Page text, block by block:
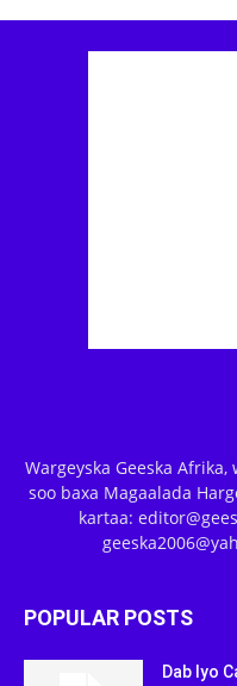
Wargeyska Geeska
soo baxa Magaalada
kartaa:
POPULAR POSTS
Dab Iyo